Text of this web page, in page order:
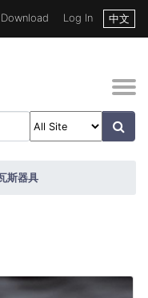
Log In 中文
斯器具